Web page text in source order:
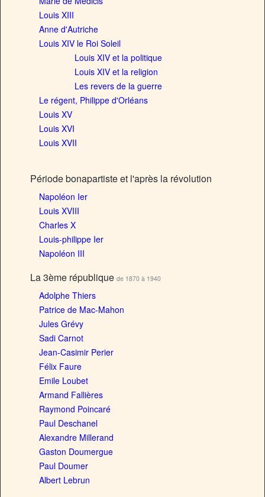
Louis XIII
Anne d'Autriche
Louis XIV le Roi Soleil
Louis XIV et la politique
Louis XIV et la religion
Les revers de la guerre
Le régent, Philippe d'Orléans
Louis XV
Louis XVI
Louis XVII
Période bonapartiste et l'après la révolution
Napoléon Ier
Louis XVIII
Charles X
Louis-philippe Ier
Napoléon III
La 3ème république de 1870 à 1940
Adolphe Thiers
Patrice de Mac-Mahon
Jules Grévy
Sadi Carnot
Jean-Casimir Perier
Félix Faure
Emile Loubet
Armand Fallières
Raymond Poincaré
Paul Deschanel
Alexandre Millerand
Gaston Doumergue
Paul Doumer
Albert Lebrun